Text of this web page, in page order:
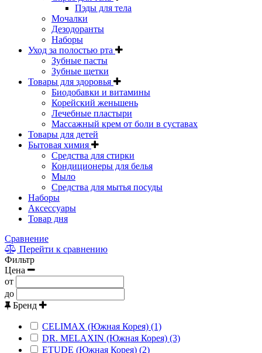
Пэды для тела
Мочалки
Дезодоранты
Наборы
Уход за полостью рта
Зубные пасты
Зубные щетки
Товары для здоровья
Биодобавки и витамины
Корейский женьшень
Лечебные пластыри
Массажный крем от боли в суставах
Товары для детей
Бытовая химия
Средства для стирки
Кондиционеры для белья
Мыло
Средства для мытья посуды
Наборы
Аксессуары
Товар дня
Сравнение
Перейти к сравнению
Фильтр
Цена
от
до
Бренд
CELIMAX (Южная Корея) (1)
DR. MELAXIN (Южная Корея) (3)
ETUDE (Южная Корея) (2)